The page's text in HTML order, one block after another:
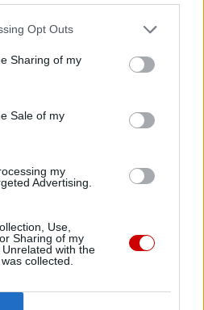
Opt Outs
Sharing of my
Sale of my
my
Advertising.
Use,
Sharing of my
with the
collected.
nasz portal. Jesteśmy
w Polsce i na świecie.
sprostanie temu
wsparcie portalu eKAI.pl za
Patronite.
mogli realizować naszą